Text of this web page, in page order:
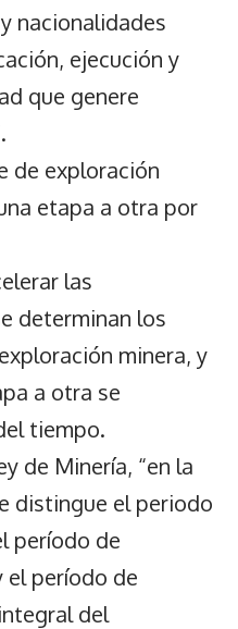
nacionalidades
ejecución y
que genere
de exploración
etapa a otra por
las
determinan los
minera, y
a otra se
tiempo.
de Minería, “en la
distingue el periodo
período de
el período de
del